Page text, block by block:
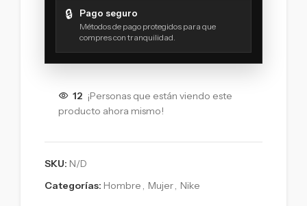
🔒 Pago seguro
Métodos de pago protegidos para que
compres con tranquilidad.
12 ¡Personas que están viendo este
producto ahora mismo!
SKU: N/D
Categorías: Hombre , Mujer, Nike